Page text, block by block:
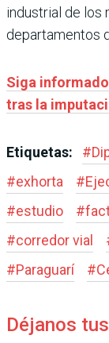
industrial de los
departamentos
Siga
tras la
Etiquetas: #
#exhorta #
#estudio #
#corredor vial
#Paraguarí #
Déjanos